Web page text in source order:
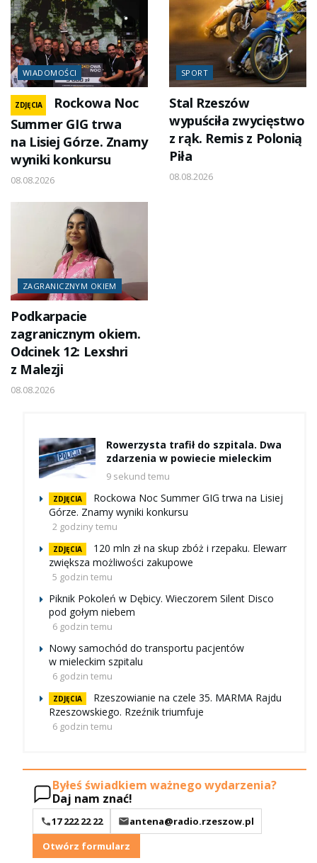
WIADOMOŚCI
ZDJĘCIA
Rockowa Noc
Summer GIG trwa
na Lisiej Górze. Znamy
wyniki konkursu
08.08.2026
SPORT
Stal Rzeszów
wypuściła zwycięstwo
z rąk. Remis z Polonią
Piła
08.08.2026
ZAGRANICZNYM OKIEM
Podkarpacie
zagranicznym okiem.
Odcinek 12: Lexshri
z Malezji
08.08.2026
Rowerzysta trafił do szpitala. Dwa
zdarzenia w powiecie mieleckim
9 sekund temu
ZDJĘCIA
Rockowa Noc Summer GIG trwa na Lisiej
Górze. Znamy wyniki konkursu
2 godziny temu
ZDJĘCIA
120 mln zł na skup zbóż i rzepaku. Elewarr
zwiększa możliwości zakupowe
5 godzin temu
Piknik Pokoleń w Dębicy. Wieczorem Silent Disco
pod gołym niebem
6 godzin temu
Nowy samochód do transportu pacjentów
w mieleckim szpitalu
6 godzin temu
ZDJĘCIA
Rzeszowianie na czele 35. MARMA Rajdu
Rzeszowskiego. Rzeźnik triumfuje
6 godzin temu
Byłeś świadkiem ważnego wydarzenia?
Daj nam znać!
17 222 22 22
antena@radio.rzeszow.pl
Otwórz formularz